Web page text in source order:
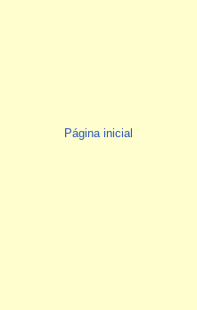
Página inicial